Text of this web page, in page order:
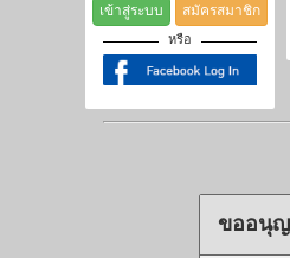
เข้าสู่ระบบ สมัครสมาชิก
หรือ
ขออนุญ